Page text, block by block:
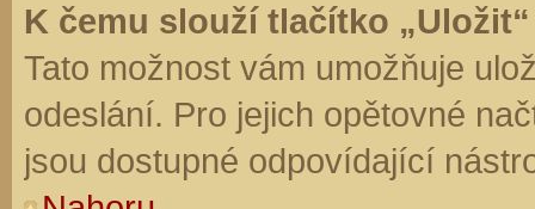
K čemu slouží tlačítko
Tato možnost vám umožňuje
odeslání. Pro jejich opětovné
jsou dostupné odpovídající